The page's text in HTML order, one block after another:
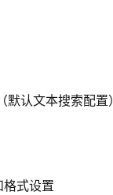
（默认文本搜索配置）
式设置